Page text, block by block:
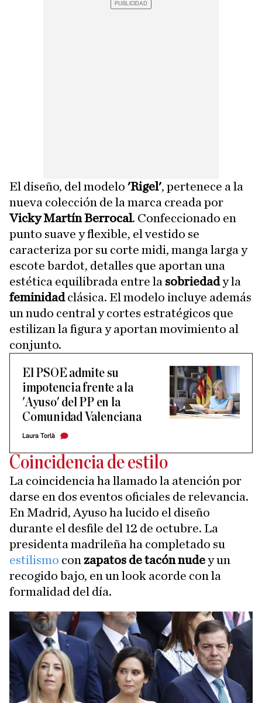
El diseño, del modelo 'Rigel', pertenece a la
nueva colección de la marca creada por
Vicky Martín Berrocal. Confeccionado en
punto suave y flexible, el vestido se
caracteriza por su corte midi, manga larga y
escote bardot, detalles que aportan una
estética equilibrada entre la sobriedady la
feminidadclásica. El modelo incluye además
un nudo central y cortes estratégicos que
estilizan la figura y aportan movimiento al
conjunto.
El PSOE admite su
impotencia frente a la
'Ayuso' del PP en la
Comunidad Valenciana
Laura Torlà
Coincidencia de estilo
La coincidencia ha llamado la atención por
darse en dos eventos oficiales de relevancia.
En Madrid, Ayuso ha lucido el diseño
durante el desfile del 12 de octubre. La
presidenta madrileña ha completado su
estilismo con zapatos de tacón nudey un
recogido bajo, en un look acorde con la
formalidad del día.